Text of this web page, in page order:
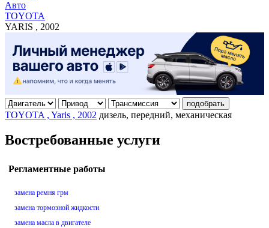
Авто
TOYOTA
YARIS , 2002
подобрать
TOYOTA , Yaris , 2002 дизель, передний, механическая
Востребованные услуги
Регламентные работы
замена ремня грм
замена тормозной жидкости
замена масла в двигателе